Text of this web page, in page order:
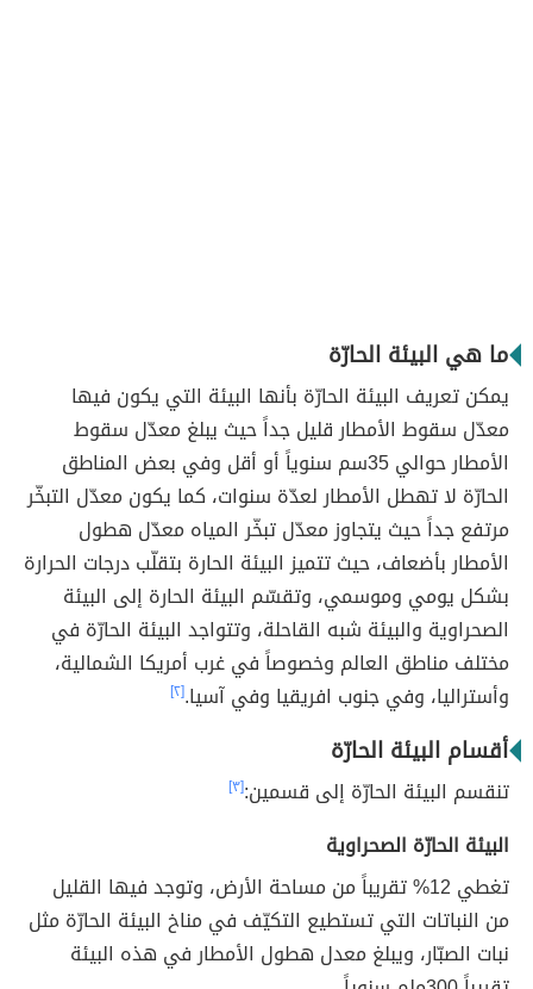
ما هي البيئة الحارّة
يمكن تعريف البيئة الحارّة بأنها البيئة التي يكون فيها
معدّل سقوط الأمطار قليل جداً حيث يبلغ معدّل سقوط
الأمطار حوالي 35سم سنوياً أو أقل وفي بعض المناطق
الحارّة لا تهطل الأمطار لعدّة سنوات، كما يكون معدّل التبخّر
مرتفع جداً حيث يتجاوز معدّل تبخّر المياه معدّل هطول
الأمطار بأضعاف، حيث تتميز البيئة الحارة بتقلّب درجات الحرارة
بشكل يومي وموسمي، وتقسّم البيئة الحارة إلى البيئة
الصحراوية والبيئة شبه القاحلة، وتتواجد البيئة الحارّة في
مختلف مناطق العالم وخصوصاً في غرب أمريكا الشمالية،
وأستراليا، وفي جنوب افريقيا وفي آسيا.[٢]
أقسام البيئة الحارّة
تنقسم البيئة الحارّة إلى قسمين:[٣]
البيئة الحارّة الصحراوية
تغطي 12% تقريباً من مساحة الأرض، وتوجد فيها القليل
من النباتات التي تستطيع التكيّف في مناخ البيئة الحارّة مثل
نبات الصبّار، ويبلغ معدل هطول الأمطار في هذه البيئة